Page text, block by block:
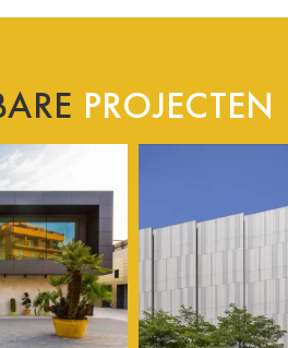
PROJECTEN